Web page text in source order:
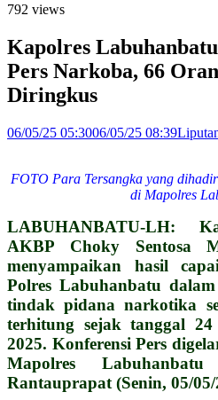
792 views
Kapolres
Pers Narkoba, 66
Diringkus
06/05/25 05:3006/05/25 08:39
FOTO Para Tersangka yang
di Mapolres
LABUHANBATU-LH:
AKBP Choky Sentosa
menyampaikan hasil
Polres Labuhanbatu
tindak pidana narkotika
terhitung sejak tanggal
2025. Konferensi Pers
Mapolres
Rantauprapat (Senin, 05/05/